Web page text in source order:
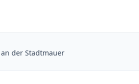
der Stadtmauer